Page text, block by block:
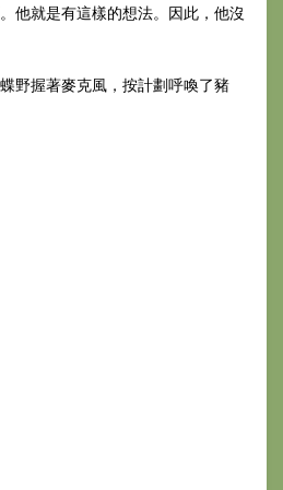
他就是有這樣的想法。因此，他沒
握著麥克風，按計劃呼喚了豬